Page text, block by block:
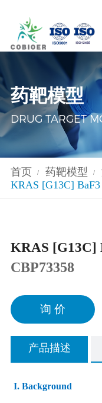
药靶模型
DRUG TARGET
首页 / 药靶模型 /
KRAS [G13C] BaF3
KRAS [G13C]
CBP73358
询 价
产品描述
I. Background